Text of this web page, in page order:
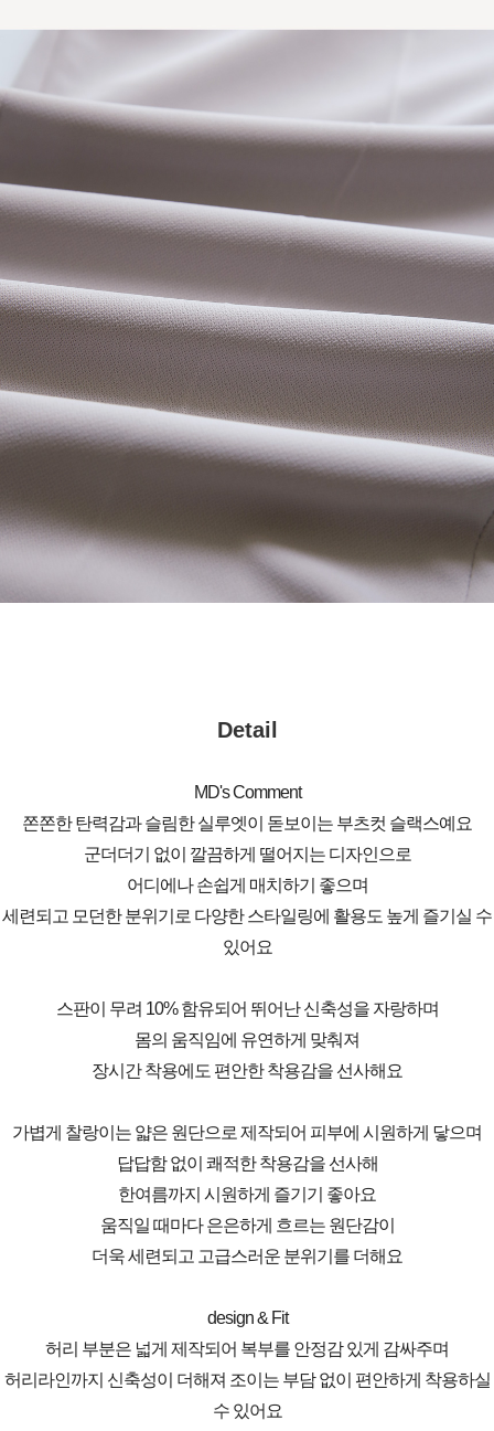
Detail
MD's Comment
쫀쫀한 탄력감과 슬림한 실루엣이 돋보이는 부츠컷 슬랙스예요
군더더기 없이 깔끔하게 떨어지는 디자인으로
어디에나 손쉽게 매치하기 좋으며
세련되고 모던한 분위기로 다양한 스타일링에 활용도 높게 즐기실 수
있어요
스판이 무려 10% 함유되어 뛰어난 신축성을 자랑하며
몸의 움직임에 유연하게 맞춰져
장시간 착용에도 편안한 착용감을 선사해요
가볍게 찰랑이는 얇은 원단으로 제작되어 피부에 시원하게 닿으며
답답함 없이 쾌적한 착용감을 선사해
한여름까지 시원하게 즐기기 좋아요
움직일 때마다 은은하게 흐르는 원단감이
더욱 세련되고 고급스러운 분위기를 더해요
design & Fit
허리 부분은 넓게 제작되어 복부를 안정감 있게 감싸주며
허리라인까지 신축성이 더해져 조이는 부담 없이 편안하게 착용하실
수 있어요